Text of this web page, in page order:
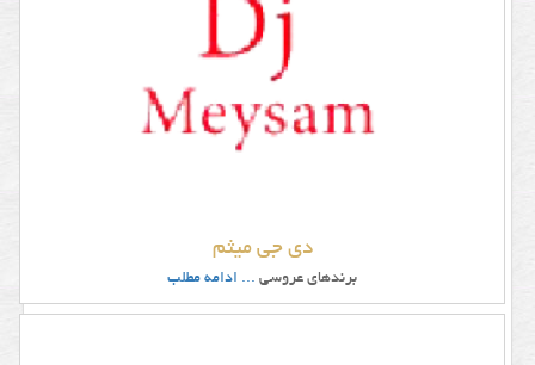
دی جی میثم
برندهای عروسی ... ادامه مطلب